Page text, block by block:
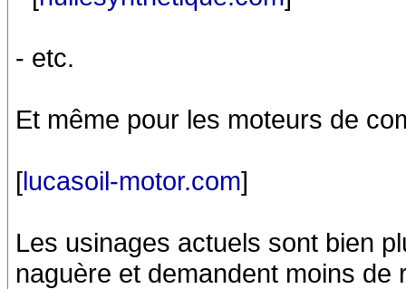
- etc.
Et même pour les moteurs de
[lucasoil-motor.com]
Les usinages actuels sont bien
naguère et demandent moins de